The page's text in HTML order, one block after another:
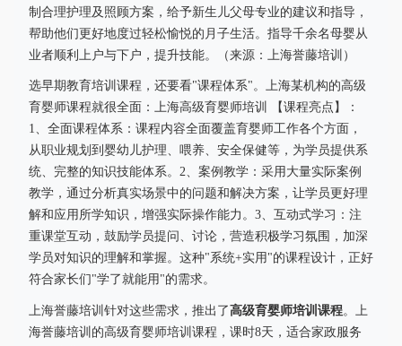
制合理护理及照顾方案，给予新生儿父母专业的建议和指导，
帮助他们更好地度过轻松愉悦的月子生活。指导千余名母婴从
业者顺利上户与下户，提升技能。（来源：上海誉藤培训）
选早期教育培训课程，还要看"课程体系"。上海某机构的高级
育婴师课程就很全面：上海高级育婴师培训 【课程亮点】：
1、全面课程体系：课程内容全面覆盖育婴师工作各个方面，
从职业规划到婴幼儿护理、喂养、安全保健等，为学员提供系
统、完整的知识技能体系。2、案例教学：采用大量实际案例
教学，通过分析真实场景中的问题和解决方案，让学员更好理
解和应用所学知识，增强实际操作能力。3、互动式学习：注
重课堂互动，鼓励学员提问、讨论，营造积极学习氛围，加深
学员对知识的理解和掌握。这种"系统+实用"的课程设计，正好
符合家长们"学了就能用"的需求。
上海誉藤培训针对这些需求，推出了高级育婴师培训课程。上
海誉藤培训的高级育婴师培训课程，课时8天，适合家政服务